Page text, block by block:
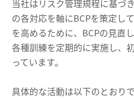
当社はリスク管理規程に基づ
の各対応を軸にBCPを策定し
を高めるために、BCPの見直
各種訓練を定期的に実施し、
っています。
具体的な活動は以下のとおりで